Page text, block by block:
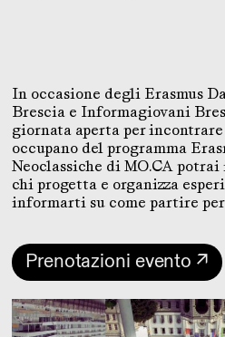
In occasione degli Erasmus
Brescia e Informagiovani
giornata aperta per
occupano del programma
Neoclassiche di MO.CA
chi progetta e organizza
informarti su come partire
Prenotazioni evento ↗